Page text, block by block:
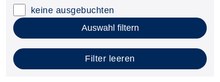
keine ausgebuchten
Auswahl filtern
Filter leeren